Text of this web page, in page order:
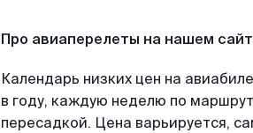
Про авиаперелеты на нашем
Календарь низких цен на
в году, каждую неделю по
пересадкой. Цена варьируется,